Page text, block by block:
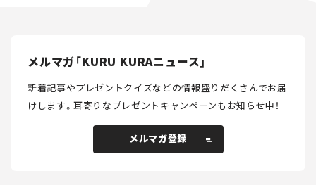
メルマガ「KURU KURAニュース」
新着記事やプレゼントクイズなどの情報盛りだくさんでお届
けします。耳寄りなプレゼントキャンペーンもお知らせ中！
メルマガ登録